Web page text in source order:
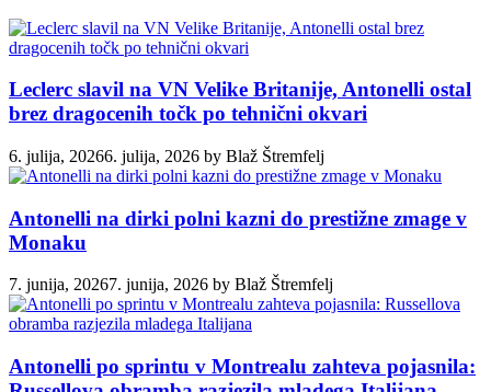
Leclerc slavil na VN Velike Britanije, Antonelli ostal
brez dragocenih točk po tehnični okvari
6. julija, 20266. julija, 2026 by Blaž Štremfelj
Antonelli na dirki polni kazni do prestižne zmage v
Monaku
7. junija, 20267. junija, 2026 by Blaž Štremfelj
Antonelli po sprintu v Montrealu zahteva pojasnila: